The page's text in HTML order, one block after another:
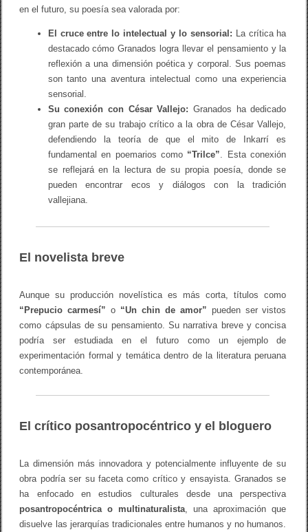
en el futuro, su poesía sea valorada por:
El cruce entre lo intelectual y lo sensorial: La crítica ha
destacado cómo Granados logra llevar el pensamiento y la
reflexión a una dimensión poética y corporal. Sus poemas
son tanto una aventura intelectual como una experiencia
sensorial.
Su conexión con César Vallejo: Granados ha dedicado
gran parte de su trabajo crítico a la obra de César Vallejo,
defendiendo la teoría de que el mito de Inkarrí es
fundamental en poemarios como “Trilce” . Esta conexión
se reflejará en la lectura de su propia poesía, donde se
pueden encontrar ecos y diálogos con la tradición
vallejiana.
El novelista breve
Aunque su producción novelística es más corta, títulos como
“Prepucio carmesí” o “Un chin de amor” pueden ser vistos
como cápsulas de su pensamiento. Su narrativa breve y concisa
podría ser estudiada en el futuro como un ejemplo de
experimentación formal y temática dentro de la literatura peruana
contemporánea.
El crítico posantropocéntrico y el bloguero
La dimensión más innovadora y potencialmente influyente de su
obra podría ser su faceta como crítico y ensayista. Granados se
ha enfocado en estudios culturales desde una perspectiva
posantropocéntrica o multinaturalista , una aproximación que
disuelve las jerarquías tradicionales entre humanos y no humanos.